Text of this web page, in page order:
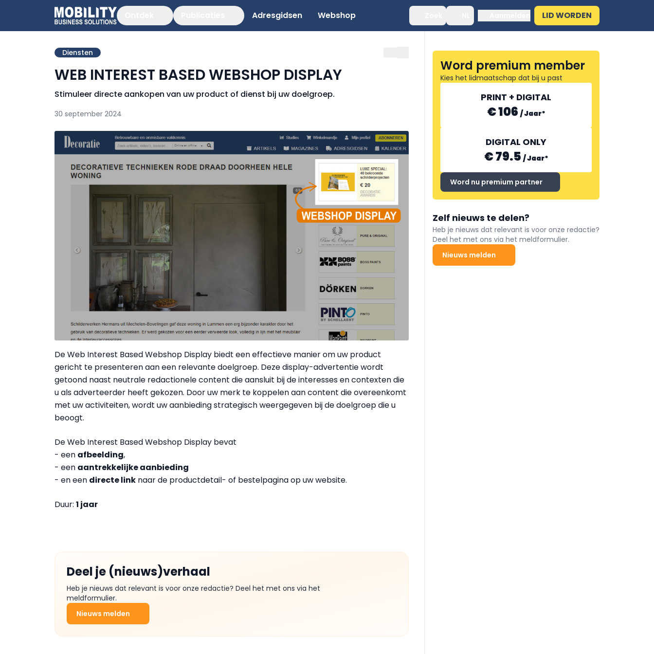
Adresgidsen Webshop LID WORDEN
Diensten
WEB INTEREST BASED WEBSHOP DISPLAY
Stimuleer directe aankopen van uw product of dienst bij uw doelgroep.
30 september 2024
De Web Interest Based Webshop Display biedt een effectieve manier om uw product
gericht te presenteren aan een relevante doelgroep. Deze display-advertentie wordt
getoond naast neutrale redactionele content die aansluit bij de interesses en contexten die
u als adverteerder heeft gekozen. Door uw merk te koppelen aan content die overeenkomt
met uw activiteiten, wordt uw aanbieding strategisch weergegeven bij de doelgroep die u
beoogt.
De Web Interest Based Webshop Display bevat
- een afbeelding,
- een aantrekkelijke aanbieding
- en een directe link naar de productdetail- of bestelpagina op uw website.
Duur: 1 jaar
Deel je (nieuws)verhaal
Heb je nieuws dat relevant is voor onze redactie? Deel het met ons via het
meldformulier.
Nieuws melden
Word premium member
Kies het lidmaatschap dat bij u past
PRINT + DIGITAL
€ 106 /Jaar*
DIGITAL ONLY
€ 79.5 /Jaar*
Word nu premium partner
Zelf nieuws te delen?
Heb je nieuws dat relevant is voor onze redactie?
Deel het met ons via het meldformulier.
Nieuws melden